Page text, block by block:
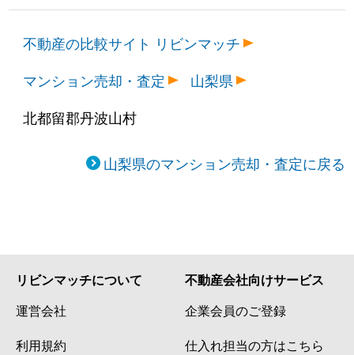
不動産の比較サイト リビンマッチ
マンション売却・査定
山梨県
北都留郡丹波山村
山梨県のマンション売却・査定に戻る
リビンマッチについて
運営会社
利用規約
不動産会社向けサービス
企業会員のご登録
仕入れ担当の方はこちら